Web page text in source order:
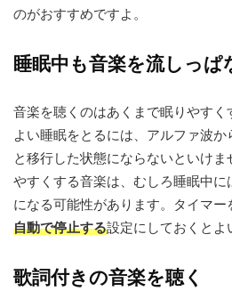
のがおすすめですよ。
睡眠中も音楽を流しっぱ
音楽を聴くのはあくまで眠りやす
よい睡眠をとるには、アルファ波
と移行した状態にならないといけ
やすくする音楽は、むしろ睡眠中
になる可能性があります。タイマー
自動で停止する設定にしておくとよ
歌詞付きの音楽を聴く